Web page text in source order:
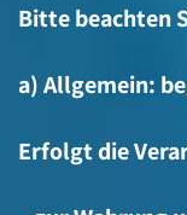
Bitte beachten
a) Allgemein:
Erfolgt die